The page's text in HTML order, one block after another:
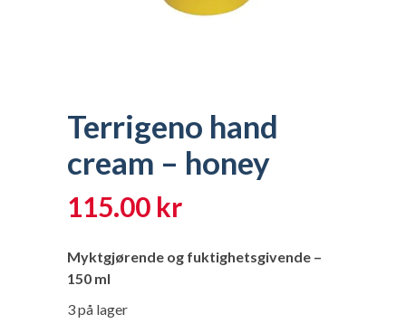
Terrigeno hand
cream – honey
115.00 kr
Myktgjørende og fuktighetsgivende –
150 ml
3 på lager